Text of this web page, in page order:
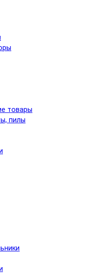
товары
пилы